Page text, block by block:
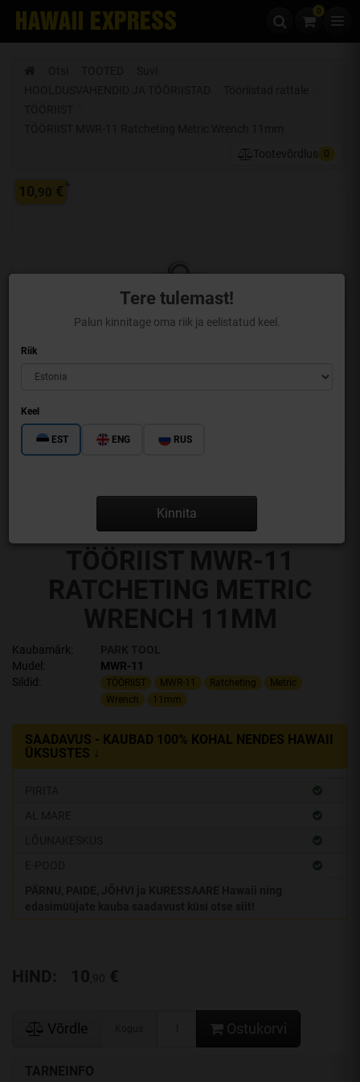
Liigu edasi sisu juurde 0
Tere tulemast!
Palun kinnitage oma riik ja eelistatud keel.
Riik
Keel
EST ENG RUS
Kinnita
Tootevõrdlus
0
10,90 €
TÖÖRIIST MWR-11
Kaubamärk:
Mudel:
MWR-11
Sildid:
TÖÖRIIST MWR-11 Ratcheting
Metric
Wrench
11mm
SAADAVUS - KAUBAD 100% KOHAL NENDES HAWAII
ÜKSUSTES ↓
Võrdle Ostukorvi
TARNEINFO